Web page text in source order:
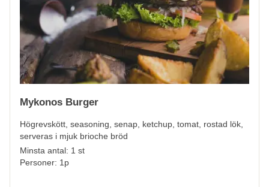
Mykonos Burger
Högrevskött, seasoning, senap, ketchup, tomat, rostad lök,
serveras i mjuk brioche bröd
Minsta antal: 1 st
Personer: 1p